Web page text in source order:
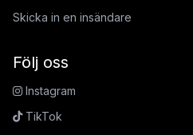
Skicka in en insändare
Följ oss
Instagram
TikTok